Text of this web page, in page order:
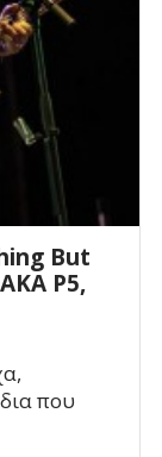
But
P5,
που